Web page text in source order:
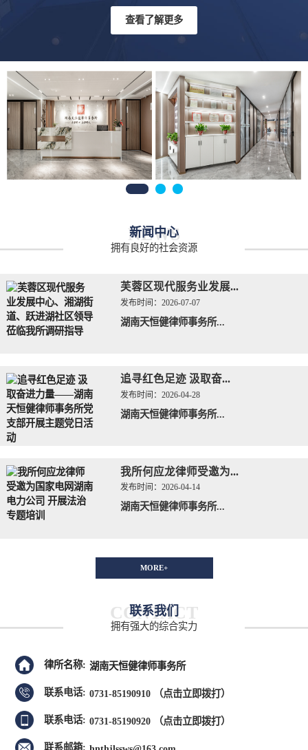
查看了解更多
NEWS
新闻中心
拥有良好的社会资源
芙蓉区现代服务业发展...
发布时间： 2026-07-07
湖南天恒健律师事务所...
追寻红色足迹 汲取奋...
发布时间： 2026-04-28
湖南天恒健律师事务所...
我所何应龙律师受邀为...
发布时间： 2026-04-14
湖南天恒健律师事务所...
MORE+
CONTACT
联系我们
拥有强大的综合实力
律所名称: 湖南天恒健律师事务所
联系电话: 0731-85190910 （点击立即拨打）
联系电话: 0731-85190920 （点击立即拨打）
联系邮箱: